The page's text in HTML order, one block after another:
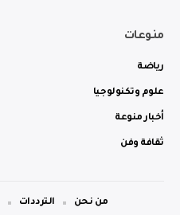
منوعات
رياضة
علوم وتكنولوجيا
أخبار منوعة
ثقافة وفن
من نحن الترددات